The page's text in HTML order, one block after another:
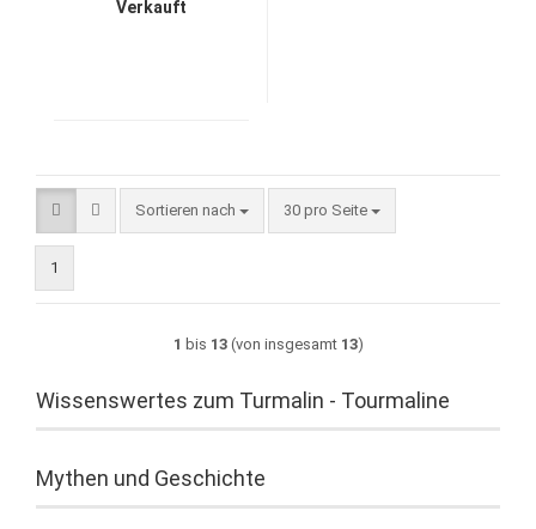
Verkauft
Sortieren nach
Sortieren nach 30 pro Seite
pro Seite
1
1 bis 13(von insgesamt 13)
Wissenswertes zum Turmalin - Tourmaline
Mythen und Geschichte